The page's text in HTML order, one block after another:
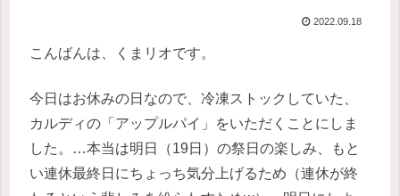
2022.09.18
こんばんは、くまリオです。
今日はお休みの日なので、冷凍ストックしていた、
カルディの「アップルパイ」をいただくことにしま
した。…本当は明日（19日）の祭日の楽しみ、もと
い連休最終日にちょっち気分上げるため（連休が終